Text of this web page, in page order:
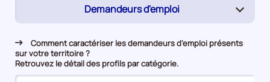
Demandeurs d'emploi
(page
Rapprochement
Offres d’emploi
Comment caractériser les demandeurs d'emploi présents
sur votre territoire ?
Retrouvez le détail des profils par catégorie.